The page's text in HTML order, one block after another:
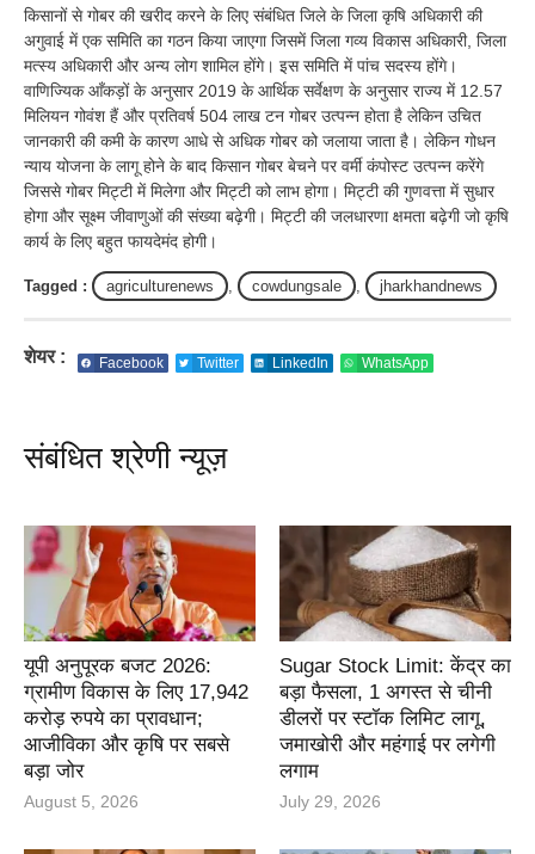
किसानों से गोबर की खरीद करने के लिए संबंधित जिले के जिला कृषि अधिकारी की
अगुवाई में एक समिति का गठन किया जाएगा जिसमें जिला गव्य विकास अधिकारी, जिला
मत्स्य अधिकारी और अन्य लोग शामिल होंगे। इस समिति में पांच सदस्य होंगे।
वाणिज्यिक आँकड़ों के अनुसार 2019 के आर्थिक सर्वेक्षण के अनुसार राज्य में 12.57
मिलियन गोवंश हैं और प्रतिवर्ष 504 लाख टन गोबर उत्पन्न होता है लेकिन उचित
जानकारी की कमी के कारण आधे से अधिक गोबर को जलाया जाता है। लेकिन गोधन
न्याय योजना के लागू होने के बाद किसान गोबर बेचने पर वर्मी कंपोस्ट उत्पन्न करेंगे
जिससे गोबर मिट्टी में मिलेगा और मिट्टी को लाभ होगा। मिट्टी की गुणवत्ता में सुधार
होगा और सूक्ष्म जीवाणुओं की संख्या बढ़ेगी। मिट्टी की जलधारणा क्षमता बढ़ेगी जो कृषि
कार्य के लिए बहुत फायदेमंद होगी।
Tagged : agriculturenews cowdungsale jharkhandnews
शेयर : Facebook Twitter LinkedIn WhatsApp
संबंधित श्रेणी न्यूज़
यूपी अनुपूरक बजट 2026:
ग्रामीण विकास के लिए 17,942
करोड़ रुपये का प्रावधान;
आजीविका और कृषि पर सबसे
बड़ा जोर
August 5, 2026
Sugar Stock Limit: केंद्र का
बड़ा फैसला, 1 अगस्त से चीनी
डीलरों पर स्टॉक लिमिट लागू,
जमाखोरी और महंगाई पर लगेगी
लगाम
July 29, 2026